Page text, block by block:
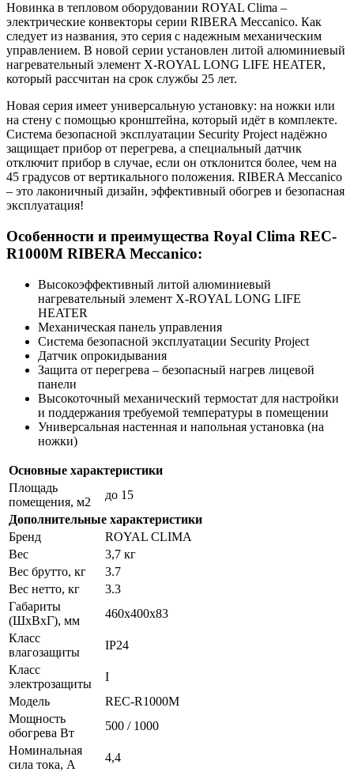
Новинка в тепловом оборудовании ROYAL Clima –
электрические конвекторы серии RIBERA Meccanico. Как
следует из названия, это серия с надежным механическим
управлением. В новой серии установлен литой алюминиевый
нагревательный элемент X-ROYAL LONG LIFE HEATER,
который рассчитан на срок службы 25 лет.
Новая серия имеет универсальную установку: на ножки или
на стену с помощью кронштейна, который идёт в комплекте.
Система безопасной эксплуатации Security Project надёжно
защищает прибор от перегрева, а специальный датчик
отключит прибор в случае, если он отклонится более, чем на
45 градусов от вертикального положения. RIBERA Meccanico
– это лаконичный дизайн, эффективный обогрев и безопасная
эксплуатация!
Особенности и преимущества Royal Clima REC-
R1000M RIBERA Meccanico:
Высокоэффективный литой алюминиевый
нагревательный элемент X-ROYAL LONG LIFE
HEATER
Механическая панель управления
Система безопасной эксплуатации Security Project
Датчик опрокидывания
Защита от перегрева – безопасный нагрев лицевой
панели
Высокоточный механический термостат для настройки
и поддержания требуемой температуры в помещении
Универсальная настенная и напольная установка (на
ножки)
Основные характеристики
Площадь
помещения, м2
до 15
Дополнительные характеристики
Бренд
ROYAL CLIMA
Вес
3,7 кг
Вес брутто, кг
3.7
Вес нетто, кг
3.3
Габариты
(ШхВхГ), мм
460х400х83
Класс
влагозащиты
IP24
Класс
электрозащиты
I
Модель
REC-R1000M
Мощность
обогрева Вт
500 / 1000
Номинальная
сила тока, A
4,4